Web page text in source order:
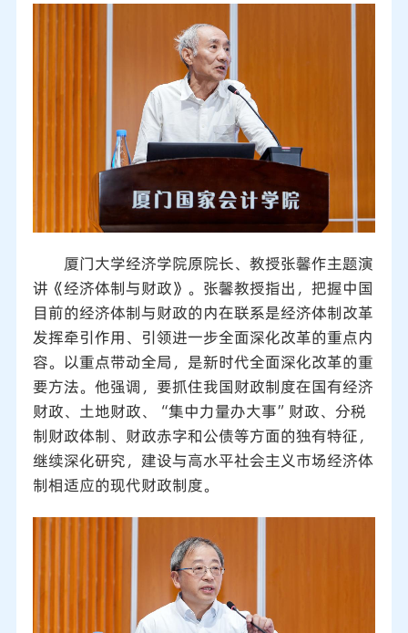
厦门大学经济学院原院长、教授张馨作主题演
讲《经济体制与财政》。张馨教授指出，把握中国
目前的经济体制与财政的内在联系是经济体制改革
发挥牵引作用、引领进一步全面深化改革的重点内
容。以重点带动全局，是新时代全面深化改革的重
要方法。他强调，要抓住我国财政制度在国有经济
财政、土地财政、“集中力量办大事”财政、分税
制财政体制、财政赤字和公债等方面的独有特征，
继续深化研究，建设与高水平社会主义市场经济体
制相适应的现代财政制度。